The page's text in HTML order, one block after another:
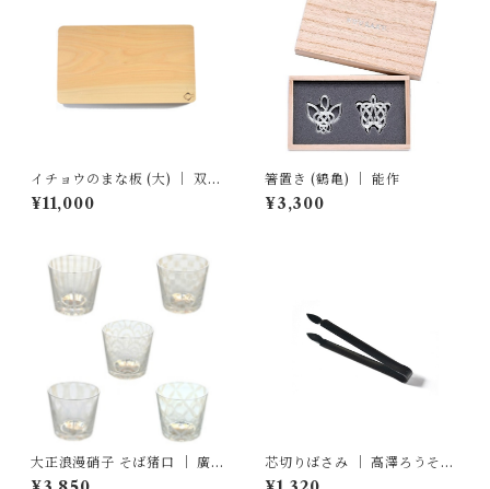
イチョウのまな板 (大) ｜ 双葉
商店
¥11,000
箸置き (鶴亀) ｜ 能作
¥3,300
大正浪漫硝子 そば猪口 ｜ 廣田
硝子
芯切りばさみ ｜ 高澤ろうそく
店